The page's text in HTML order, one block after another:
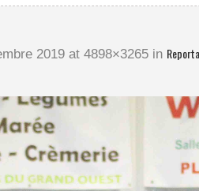
2019 at 4898×3265 in